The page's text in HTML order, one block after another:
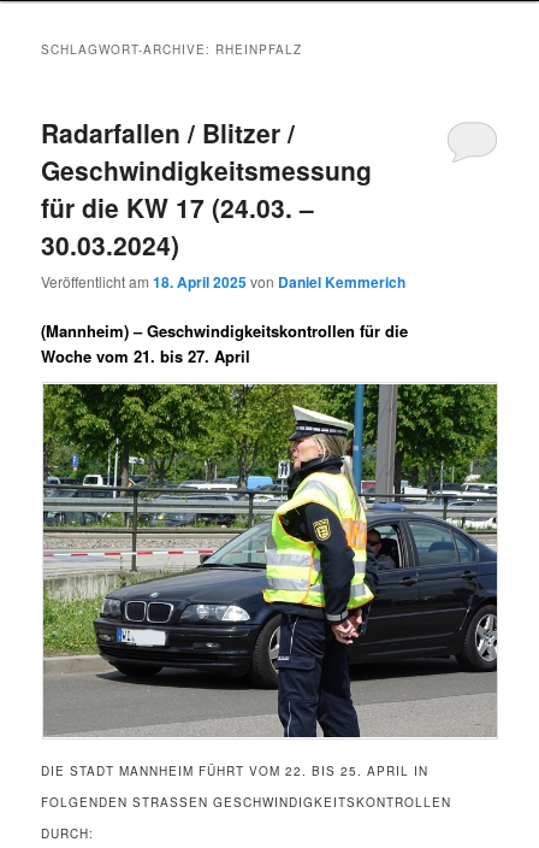
SCHLAGWORT-ARCHIVE: RHEINPFALZ
Radarfallen / Blitzer /
Geschwindigkeitsmessung
für die KW 17 (24.03. –
30.03.2024)
Veröffentlicht am18. April 2025von Daniel Kemmerich
(Mannheim) –Geschwindigkeitskontrollen für die
Woche vom 21. bis 27. April
DIE STADT MANNHEIM FÜHRT VOM 22. BIS 25. APRIL IN
FOLGENDEN STRASSEN GESCHWINDIGKEITSKONTROLLEN D
URCH: